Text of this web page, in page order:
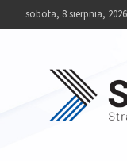
sobota, 8 sierpnia, 2026